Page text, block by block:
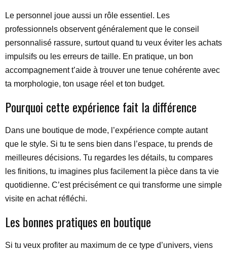
Le personnel joue aussi un rôle essentiel. Les
professionnels observent généralement que le conseil
personnalisé rassure, surtout quand tu veux éviter les achats
impulsifs ou les erreurs de taille. En pratique, un bon
accompagnement t’aide à trouver une tenue cohérente avec
ta morphologie, ton usage réel et ton budget.
Pourquoi cette expérience fait la différence
Dans une boutique de mode, l’expérience compte autant
que le style. Si tu te sens bien dans l’espace, tu prends de
meilleures décisions. Tu regardes les détails, tu compares
les finitions, tu imagines plus facilement la pièce dans ta vie
quotidienne. C’est précisément ce qui transforme une simple
visite en achat réfléchi.
Les bonnes pratiques en boutique
Si tu veux profiter au maximum de ce type d’univers, viens